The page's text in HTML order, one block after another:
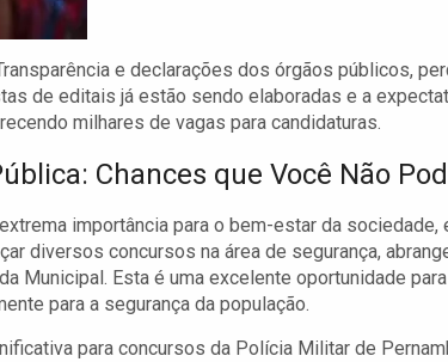
e declarações dos órgãos públicos,
de editais já estão sendo elaboradas e a
milhares de vagas para candidaturas.
Chances que Você Não
importância para o bem-estar da sociedade,
diversos concursos na área de segurança,
Municipal. Esta é uma excelente oportunidade
para a segurança da população.
para concursos da Polícia Militar de